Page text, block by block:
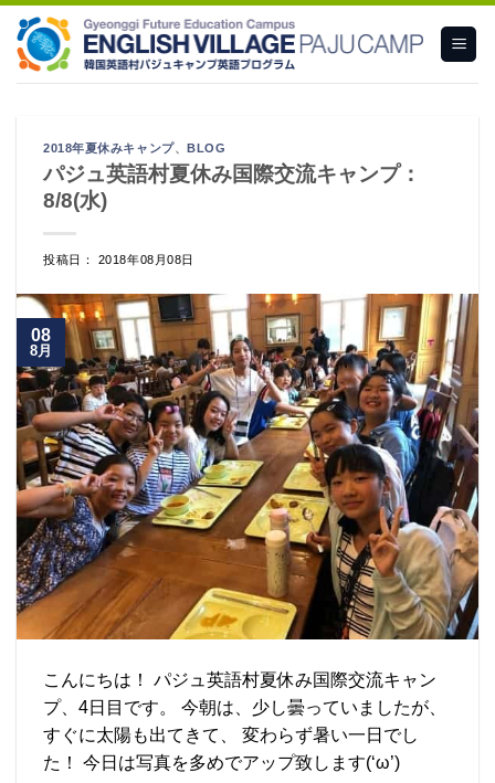
content
2018年夏休みキャンプ、BLOG
パジュ英語村夏休み国際交流キャンプ：
8/8(水)
投稿日： 2018年08月08日
08
8月
こんにちは！ パジュ英語村夏休み国際交流キャン
プ、4日目です。 今朝は、少し曇っていましたが、
すぐに太陽も出てきて、 変わらず暑い一日でし
た！ 今日は写真を多めでアップ致します(‘ω’)